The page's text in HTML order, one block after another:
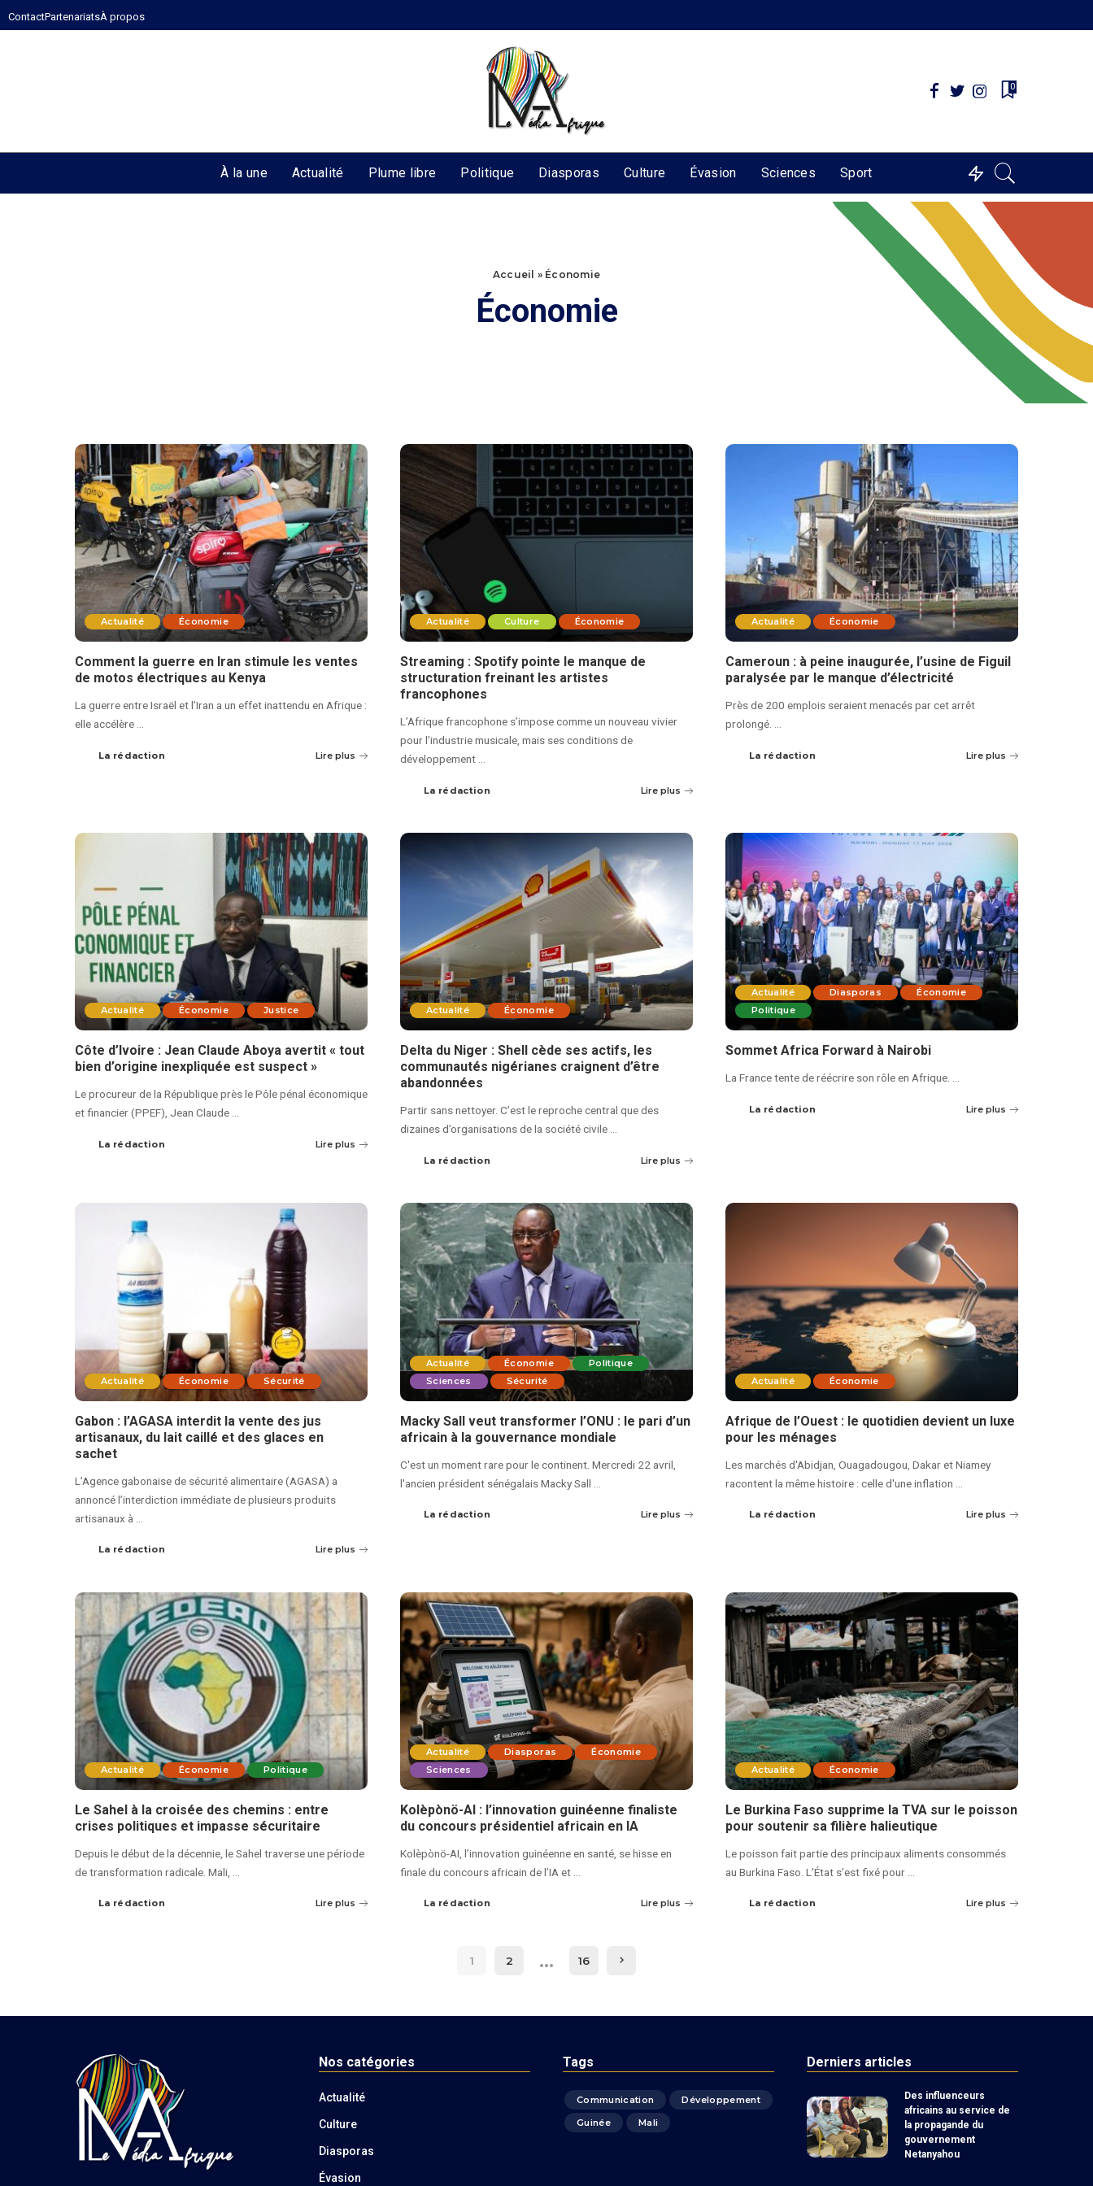
ContactPartenariatsÀ propos
0
À la une Actualité Plume libre Politique Diasporas Culture Évasion Sciences Sport
Accueil » Économie
Économie
Actualité Économie
Comment la guerre en Iran stimule les ventes
de motos électriques au Kenya
La guerre entre Israël et l’Iran a un effet inattendu en Afrique :
elle accélère
La rédaction Lire plus
Actualité Culture Économie
Streaming : Spotify pointe le manque de
structuration freinant les artistes
francophones
L’Afrique francophone s’impose comme un nouveau vivier
pour l’industrie musicale, mais ses conditions de
développement
La rédaction Lire plus
Actualité Économie
Cameroun : à peine inaugurée, l’usine de Figuil
paralysée par le manque d’électricité
Près de 200 emplois seraient menacés par cet arrêt
prolongé.
La rédaction Lire plus
Actualité Économie Justice
Côte d’Ivoire : Jean Claude Aboya avertit « tout
bien d’origine inexpliquée est suspect »
Le procureur de la République près le Pôle pénal économique
et financier (PPEF), Jean Claude ...
La rédaction Lire plus
Actualité Économie
Delta du Niger : Shell cède ses actifs, les
communautés nigérianes craignent d’être
abandonnées
Partir sans nettoyer. C’est le reproche central que des
dizaines d’organisations de la société civile ...
La rédaction Lire plus
Actualité Diasporas
Économie
Politique
Sommet Africa Forward à Nairobi
La France tente de réécrire son rôle en Afrique. ...
La rédaction Lire plus
Actualité Économie Sécurité
Gabon : l’AGASA interdit la vente des jus
artisanaux, du lait caillé et des glaces en
sachet
L’Agence gabonaise de sécurité alimentaire (AGASA) a
annoncé l’interdiction immédiate de plusieurs produits
artisanaux à
La rédaction Lire plus
Actualité Économie
Politique
Sciences
Sécurité
Macky Sall veut transformer l’ONU : le pari d’un
africain à la gouvernance mondiale
C'est un moment rare pour le continent. Mercredi 22 avril,
l'ancien président sénégalais Macky Sall
La rédaction Lire plus
Actualité Économie
Afrique de l’Ouest : le quotidien devient un luxe
pour les ménages
Les marchés d'Abidjan, Ouagadougou, Dakar et Niamey
racontent la même histoire : celle d'une inflation
La rédaction Lire plus
Actualité Économie Politique
Le Sahel à la croisée des chemins : entre
crises politiques et impasse sécuritaire
Depuis le début de la décennie, le Sahel traverse une période
de transformation radicale. Mali,
La rédaction Lire plus
Actualité Diasporas
Économie
Sciences
Kolèpònö-AI : l’innovation guinéenne finaliste
du concours présidentiel africain en IA
Kolèpònö-AI, l’innovation guinéenne en santé, se hisse en
finale du concours africain de l’IA et
La rédaction Lire plus
Actualité Économie
Le Burkina Faso supprime la TVA sur le poisson
pour soutenir sa filière halieutique
Le poisson fait partie des principaux aliments consommés
au Burkina Faso. L’État s’est fixé pour
La rédaction Lire plus
1 2 … 16
Nos catégories
Actualité
Culture
Diasporas
Évasion
Tags
Communication
Développement
Guinée
Mali
Derniers articles
Des influenceurs
africains au service de
la propagande du
gouvernement
Netanyahou